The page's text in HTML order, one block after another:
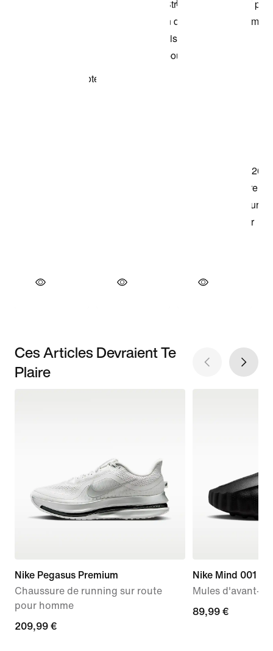
Ces Articles Devraient Te
Plaire
Nike Pegasus Premium
Chaussure de running sur route
pour homme
209,99 €
209,99 €
Nike Mind 001
Mules d'avant-
89,99 €
89,99 €